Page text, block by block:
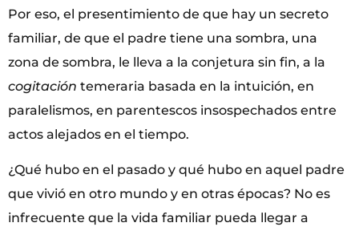
Por eso, el presentimiento de que hay un secreto
familiar, de que el padre tiene una sombra, una
zona de sombra, le lleva a la conjetura sin fin, a la
cogitación temeraria basada en la intuición, en
paralelismos, en parentescos insospechados entre
actos alejados en el tiempo.
¿Qué hubo en el pasado y qué hubo en aquel padre
que vivió en otro mundo y en otras épocas? No es
infrecuente que la vida familiar pueda llegar a